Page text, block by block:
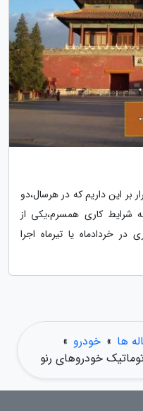
بر این داریم که در هرسال،دو
شرایط کاری همسرم،یکی از
خردادماه یا تیرماه اجرا
ها » خودرو »
خودروهای رنو